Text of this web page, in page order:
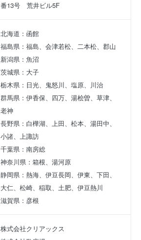
番13号　荒井ビル5F
北海道：函館
福島県：福島、会津若松、二本松、郡山
新潟県：魚沼
茨城県：大子
栃木県：日光、鬼怒川、塩原、川治
群馬県：伊香保、四万、湯桧曽、草津、
老神
長野県：白樺湖、上田、松本、湯田中、
小諸、上諏訪
千葉県：南房総
神奈川県：箱根、湯河原
静岡県：熱海、伊豆長岡、伊東、下田、
大仁、松崎、稲取、土肥、伊豆熱川
滋賀県：彦根
株式会社クリアックス